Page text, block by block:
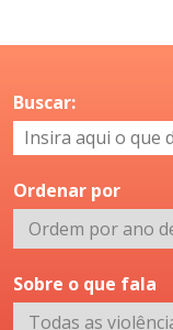
Buscar:
Ordenar por
Sobre o que fala